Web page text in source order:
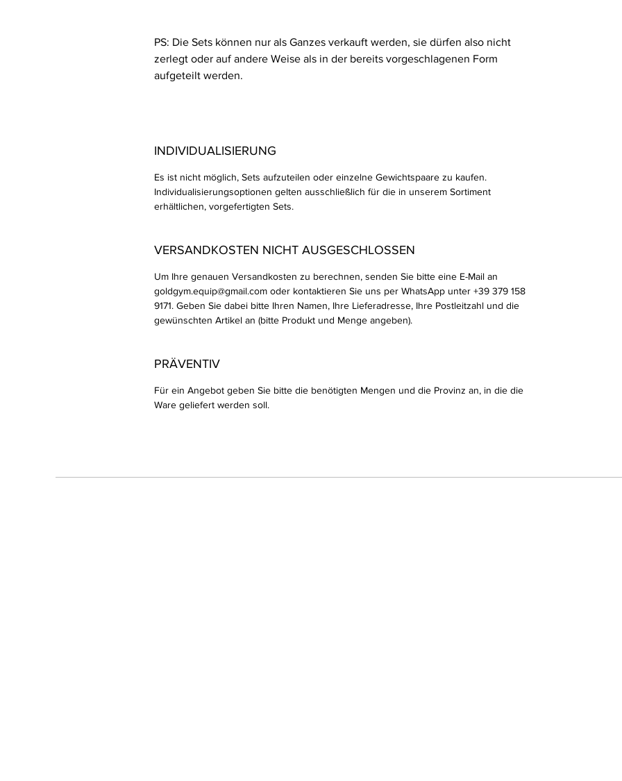
PS: Die Sets können nur als Ganzes verkauft werden, sie dürfen also nicht
zerlegt oder auf andere Weise als in der bereits vorgeschlagenen Form
aufgeteilt werden.
INDIVIDUALISIERUNG
Es ist nicht möglich, Sets aufzuteilen oder einzelne Gewichtspaare zu kaufen.
Individualisierungsoptionen gelten ausschließlich für die in unserem Sortiment
erhältlichen, vorgefertigten Sets.
VERSANDKOSTEN NICHT AUSGESCHLOSSEN
Um Ihre genauen Versandkosten zu berechnen, senden Sie bitte eine E-Mail an
goldgym.equip@gmail.com oder kontaktieren Sie uns per WhatsApp unter +39 379 158
9171. Geben Sie dabei bitte Ihren Namen, Ihre Lieferadresse, Ihre Postleitzahl und die
gewünschten Artikel an (bitte Produkt und Menge angeben).
PRÄVENTIV
Für ein Angebot geben Sie bitte die benötigten Mengen und die Provinz an, in die die
Ware geliefert werden soll.